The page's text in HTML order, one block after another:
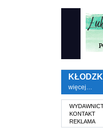
więcej…
KONTAKT
REKLAMA